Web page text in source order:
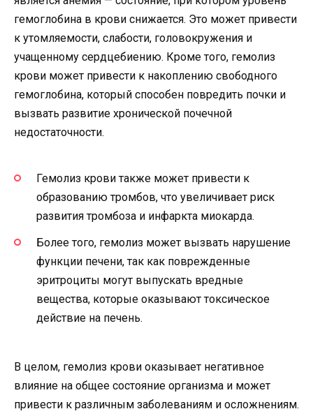
гемоглобина в крови снижается. Это может привести
к утомляемости, слабости, головокружения и
учащенному сердцебиению. Кроме того, гемолиз
крови может привести к накоплению свободного
гемоглобина, который способен повредить почки и
вызвать развитие хронической почечной
недостаточности.
Гемолиз крови также может привести к
образованию тромбов, что увеличивает риск
развития тромбоза и инфаркта миокарда.
Более того, гемолиз может вызвать нарушение
функции печени, так как поврежденные
эритроциты могут выпускать вредные
вещества, которые оказывают токсическое
действие на печень.
В целом, гемолиз крови оказывает негативное
влияние на общее состояние организма и может
привести к различным заболеваниям и осложнениям.